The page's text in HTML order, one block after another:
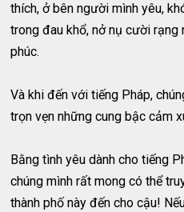
thích, ở bên người mình yêu,
trong đau khổ, nở nụ cười
phúc.
Và khi đến với tiếng Pháp,
trọn vẹn những cung bậc cảm
Bằng tình yêu dành cho tiếng
chúng mình rất mong có thể
thành phố này đến cho cậu!